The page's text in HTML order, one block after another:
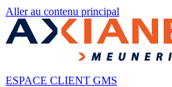
Aller au contenu principal
ESPACE CLIENT GMS